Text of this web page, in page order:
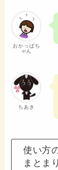
おかっぱち
ゃん
ちあき
使い方
まとま